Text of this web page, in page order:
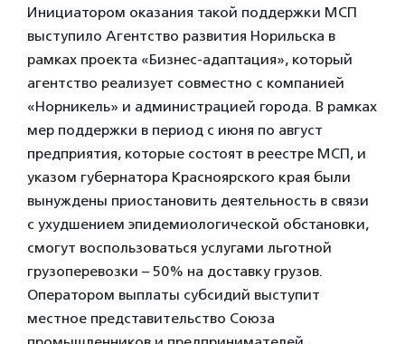
Инициатором оказания такой поддержки МСП
выступило Агентство развития Норильска в
рамках проекта «Бизнес-адаптация», который
агентство реализует совместно с компанией
«Норникель» и администрацией города. В рамках
мер поддержки в период с июня по август
предприятия, которые состоят в реестре МСП, и
указом губернатора Красноярского края были
вынуждены приостановить деятельность в связи
с ухудшением эпидемиологической обстановки,
смогут воспользоваться услугами льготной
грузоперевозки – 50% на доставку грузов.
Оператором выплаты субсидий выступит
местное представительство Союза